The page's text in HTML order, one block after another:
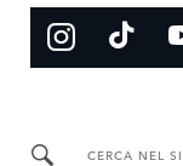
CERCA NEL